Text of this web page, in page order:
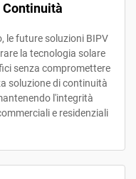
Continuità
le future soluzioni BIPV
la tecnologia solare
senza compromettere
soluzione di continuità
l'integrità
e residenziali